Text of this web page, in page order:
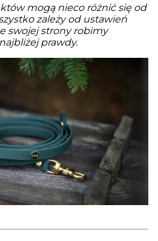
mogą nieco różnić się od
zależy od ustawień
swojej strony robimy
prawdy.